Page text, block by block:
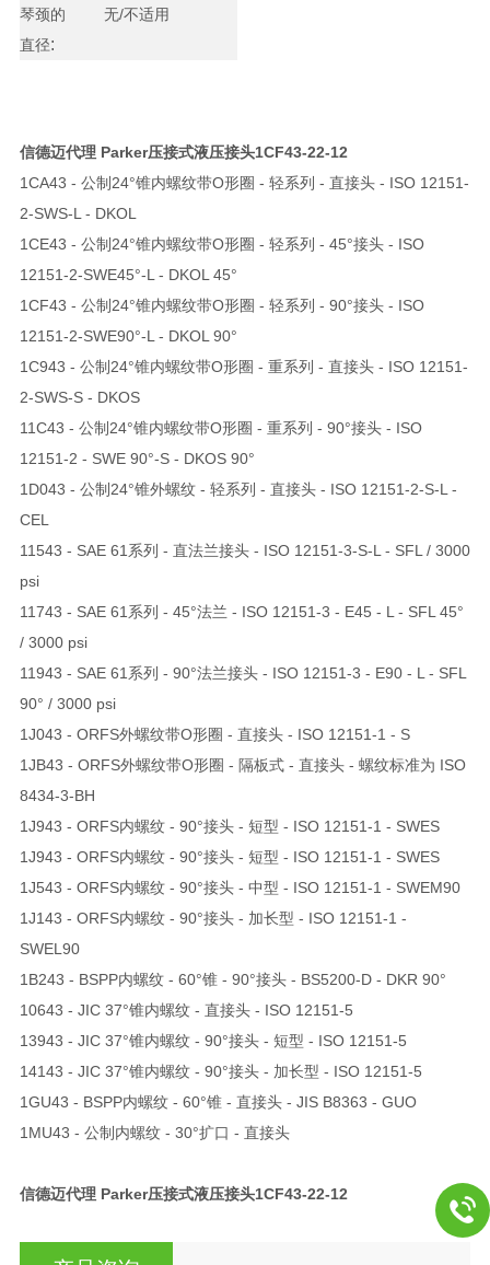
琴颈的
直径:
无/不适用
信德迈代理 Parker压接式液压接头1CF43-22-12
1CA43 - 公制24°锥内螺纹带O形圈 - 轻系列 - 直接头 - ISO 12151-
2-SWS-L - DKOL
1CE43 - 公制24°锥内螺纹带O形圈 - 轻系列 - 45°接头 - ISO
12151-2-SWE45°-L - DKOL 45°
1CF43 - 公制24°锥内螺纹带O形圈 - 轻系列 - 90°接头 - ISO
12151-2-SWE90°-L - DKOL 90°
1C943 - 公制24°锥内螺纹带O形圈 - 重系列 - 直接头 - ISO 12151-
2-SWS-S - DKOS
11C43 - 公制24°锥内螺纹带O形圈 - 重系列 - 90°接头 - ISO
12151-2 - SWE 90°-S - DKOS 90°
1D043 - 公制24°锥外螺纹 - 轻系列 - 直接头 - ISO 12151-2-S-L -
CEL
11543 - SAE 61系列 - 直法兰接头 - ISO 12151-3-S-L - SFL / 3000
psi
11743 - SAE 61系列 - 45°法兰 - ISO 12151-3 - E45 - L - SFL 45°
/ 3000 psi
11943 - SAE 61系列 - 90°法兰接头 - ISO 12151-3 - E90 - L - SFL
90° / 3000 psi
1J043 - ORFS外螺纹带O形圈 - 直接头 - ISO 12151-1 - S
1JB43 - ORFS外螺纹带O形圈 - 隔板式 - 直接头 - 螺纹标准为 ISO
8434-3-BH
1J943 - ORFS内螺纹 - 90°接头 - 短型 - ISO 12151-1 - SWES
1J943 - ORFS内螺纹 - 90°接头 - 短型 - ISO 12151-1 - SWES
1J543 - ORFS内螺纹 - 90°接头 - 中型 - ISO 12151-1 - SWEM90
1J143 - ORFS内螺纹 - 90°接头 - 加长型 - ISO 12151-1 -
SWEL90
1B243 - BSPP内螺纹 - 60°锥 - 90°接头 - BS5200-D - DKR 90°
10643 - JIC 37°锥内螺纹 - 直接头 - ISO 12151-5
13943 - JIC 37°锥内螺纹 - 90°接头 - 短型 - ISO 12151-5
14143 - JIC 37°锥内螺纹 - 90°接头 - 加长型 - ISO 12151-5
1GU43 - BSPP内螺纹 - 60°锥 - 直接头 - JIS B8363 - GUO
1MU43 - 公制内螺纹 - 30°扩口 - 直接头
信德迈代理 Parker压接式液压接头1CF43-22-12